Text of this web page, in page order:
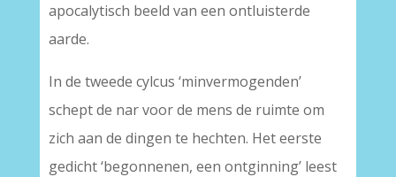
apocalytisch beeld van een ontluisterde
aarde.
In de tweede cylcus ‘minvermogenden’
schept de nar voor de mens de ruimte om
zich aan de dingen te hechten. Het eerste
gedicht ‘begonnenen, een ontginning’ leest